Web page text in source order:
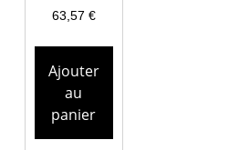
63,57 €
Ajouter
au
panier